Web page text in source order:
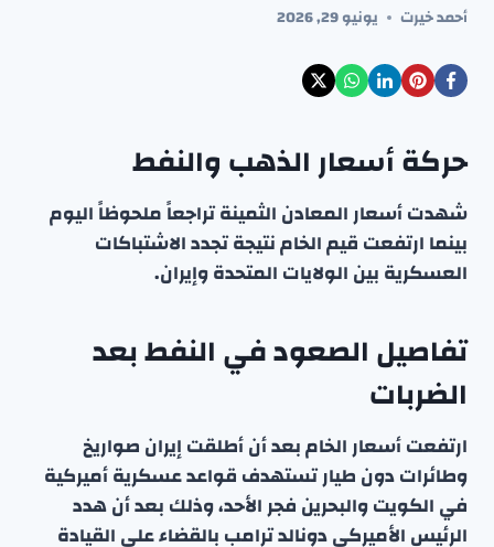
أحمد خيرت يونيو 29, 2026
حركة أسعار الذهب والنفط
شهدت أسعار المعادن الثمينة تراجعاً ملحوظاً اليوم
بينما ارتفعت قيم الخام نتيجة تجدد الاشتباكات
العسكرية بين الولايات المتحدة وإيران.
تفاصيل الصعود في النفط بعد
الضربات
ارتفعت أسعار الخام بعد أن أطلقت إيران صواريخ
وطائرات دون طيار تستهدف قواعد عسكرية أميركية
في الكويت والبحرين فجر الأحد، وذلك بعد أن هدد
الرئيس الأميركي دونالد ترامب بالقضاء على القيادة